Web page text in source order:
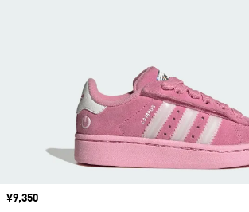
価格
¥9,350